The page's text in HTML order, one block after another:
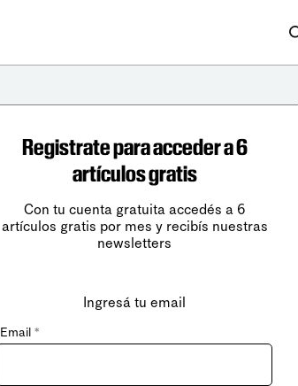
Registrate para acceder a 6
artículos gratis
Con tu cuenta gratuita accedés a 6
artículos gratis por mes y recibís nuestras
newsletters
Ingresá tu email
Email *